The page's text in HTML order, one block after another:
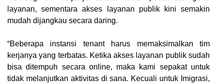
layanan, sementara akses layanan publik kini semakin
mudah dijangkau secara daring.
“Beberapa instansi tenant harus memaksimalkan tim
kerjanya yang terbatas. Ketika akses layanan publik sudah
bisa ditempuh secara online, maka kami sepakat untuk
tidak melanjutkan aktivitas di sana. Kecuali untuk Imigrasi,